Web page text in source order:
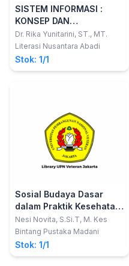
SISTEM INFORMASI :
KONSEP DAN
PENGEMBANGAN
Dr. Rika Yunitarini, ST., MT.
Literasi Nusantara Abadi
Stok: 1/1
Sosial Budaya Dasar
dalam Praktik Kesehatan
dan Kebidanan
Nesi Novita, S.Si.T, M. Kes
Bintang Pustaka Madani
Stok: 1/1